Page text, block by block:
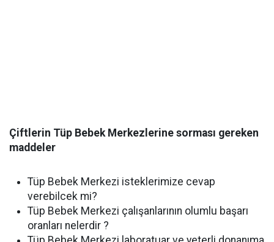
Çiftlerin Tüp Bebek Merkezlerine sorması gereken
maddeler
Tüp Bebek Merkezi isteklerimize cevap
verebilcek mi?
Tüp Bebek Merkezi çalışanlarının olumlu başarı
oranları nelerdir ?